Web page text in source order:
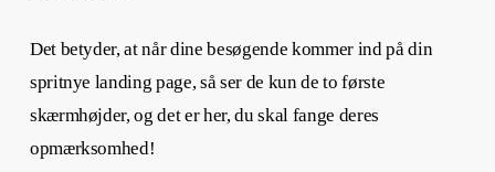
Det betyder, at når dine besøgende kommer ind på din
spritnye landing page, så ser de kun de to første
skærmhøjder, og det er her, du skal fange deres
opmærksomhed!